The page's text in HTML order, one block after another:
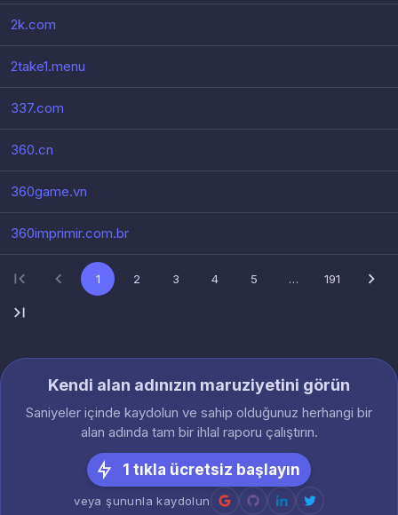
2k.com
2take1.menu
337.com
360.cn
360game.vn
360imprimir.com.br
1 2 3 4 5 … 191
Kendi alan adınızın maruziyetini görün
Saniyeler içinde kaydolun ve sahip olduğunuz herhangi bir
alan adında tam bir ihlal raporu çalıştırın.
1 tıkla ücretsiz başlayın
veya şununla kaydolun